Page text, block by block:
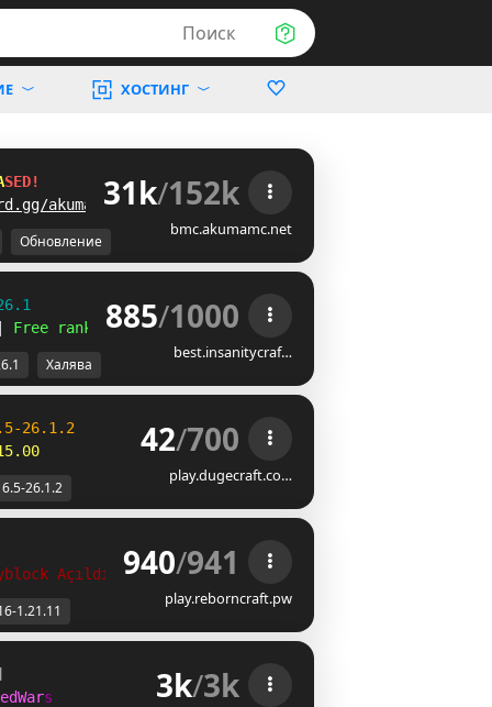
Поиск
ХОСТИНГ
SED!
akumamc31k/152k
bmc.akumamc.net
Обновление
Free ranks ☻
885/1000
best.insanitycraf…
Халява
. 5-26. 1 . 2
42/700
play.dugecraft.co…
26.1.2
Açıldı! 940/941
play.reborncraft.pw
1.21.11
edWars 3k/3k